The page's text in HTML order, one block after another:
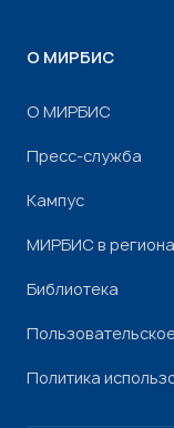
О МИРБИС
О МИРБИС
Пресс-служба
Кампус
МИРБИС в
Библиотека
Политика